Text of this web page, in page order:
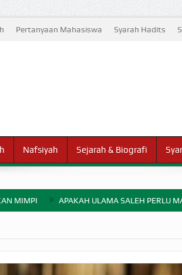
Pertanyaan Mahasiswa Syarah Hadits
Nafsiyah Sejarah & Biografi
MIMPI APAKAH ULAMA SALEH PERLU